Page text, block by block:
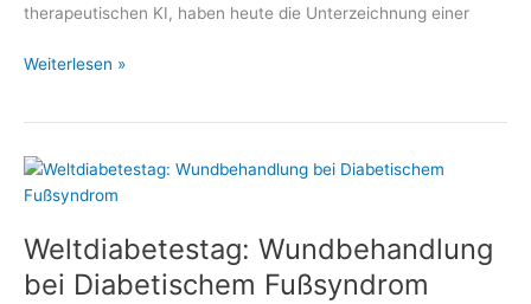
therapeutischen KI, haben heute die Unterzeichnung einer
Terumo
SA
Weiterlesen »
Weltdiabetestag: Wundbehandlung
bei Diabetischem Fußsyndrom